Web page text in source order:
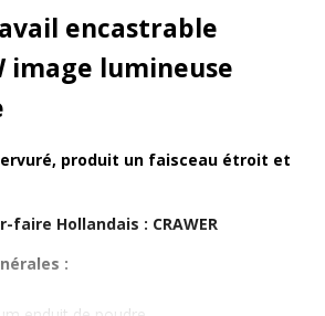
encastrable
image lumineuse
produit un faisceau étroit et
faire Hollandais : CRAWER
: